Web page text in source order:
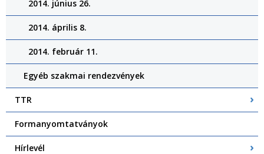
2014. június 26.
2014. április 8.
2014. február 11.
Egyéb szakmai rendezvények
TTR
Formanyomtatványok
Hírlevél